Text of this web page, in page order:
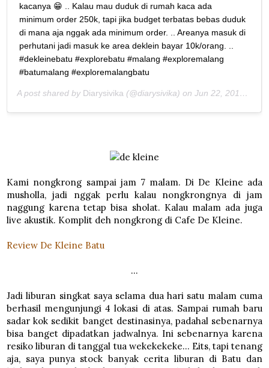
kacanya 😁 .. Kalau mau duduk di rumah kaca ada
minimum order 250k, tapi jika budget terbatas bebas duduk
di mana aja nggak ada minimum order. .. Areanya masuk di
perhutani jadi masuk ke area deklein bayar 10k/orang. ..
#dekleinebatu #explorebatu #malang #exploremalang
#batumalang #exploremalangbatu
A post shared by Diarysivika (@diarysivika) onJun 22, 2019 at 6:20am PDT
Kami nongkrong sampai jam 7 malam. Di De Kleine ada
musholla, jadi nggak perlu kalau nongkrongnya di jam
naggung karena tetap bisa sholat. Kalau malam ada juga
live akustik. Komplit deh nongkrong di Cafe De Kleine.
Review De Kleine Batu
...
Jadi liburan singkat saya selama dua hari satu malam cuma
berhasil mengunjungi 4 lokasi di atas. Sampai rumah baru
sadar kok sedikit banget destinasinya, padahal sebenarnya
bisa banget dipadatkan jadwalnya. Ini sebenarnya karena
resiko liburan di tanggal tua wekekekeke... Eits, tapi tenang
aja, saya punya stock banyak cerita liburan di Batu dan